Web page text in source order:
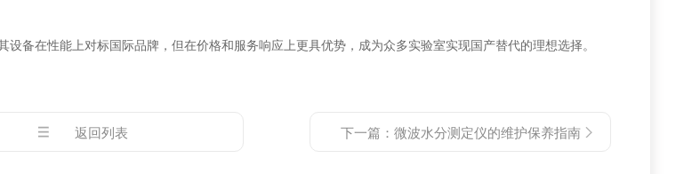
在性能上对标国际品牌，但在价格和服务响应上更具优势，成为众多实验室实现国产替代的理想选择。
返回列表 下一篇： 微波水分测定仪的维护保养指南